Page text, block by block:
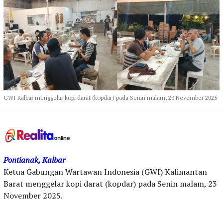
GWI Kalbar menggelar kopi darat (kopdar) pada Senin malam, 23 November 2025
Pontianak, Kalbar
Ketua Gabungan Wartawan Indonesia (GWI) Kalimantan
Barat menggelar kopi darat (kopdar) pada Senin malam, 23
November 2025.